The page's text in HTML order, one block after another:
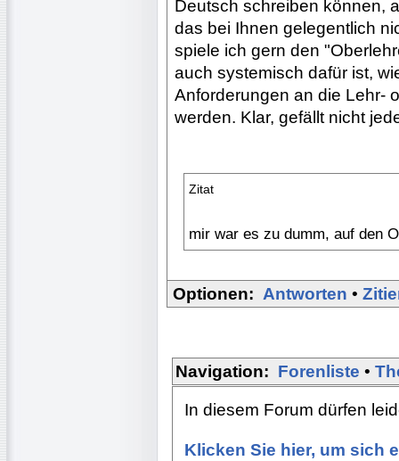
Deutsch schreiben können,
das bei Ihnen gelegentlich
spiele ich gern den
auch systemisch dafür ist,
Anforderungen an die Lehr-
werden. Klar, gefällt nicht
Zitat
mir war es zu dumm, auf den
Optionen: Antworten •
Navigation: Forenliste •
In diesem Forum dürfen
Klicken Sie hier, um sich